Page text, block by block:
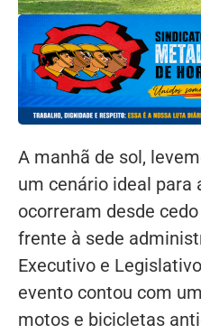
A manhã de sol,
um cenário ideal para
ocorreram desde
frente à sede
Executivo e
evento contou com
motos e bicicletas